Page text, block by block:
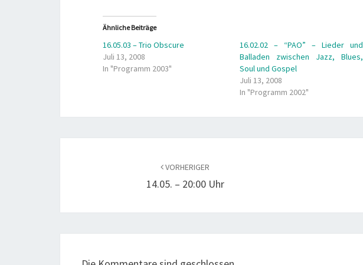
Ähnliche Beiträge
16.05.03 – Trio Obscure
Juli 13, 2008
In "Programm 2003"
16.02.02 – “PAO” – Lieder und
Balladen zwischen Jazz, Blues,
Soul und Gospel
Juli 13, 2008
In "Programm 2002"
VORHERIGER
14.05. – 20:00 Uhr